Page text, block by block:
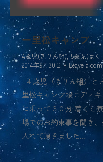
一里松キャンプ
4歳児(きりん組), 5歳児(は
2014年9月30日
Leave a
４歳児（きりん組）と
里松キャンプ場にディ
に乗って３０分 着くと
場でのお約束事を聞き
入れて頂きました…